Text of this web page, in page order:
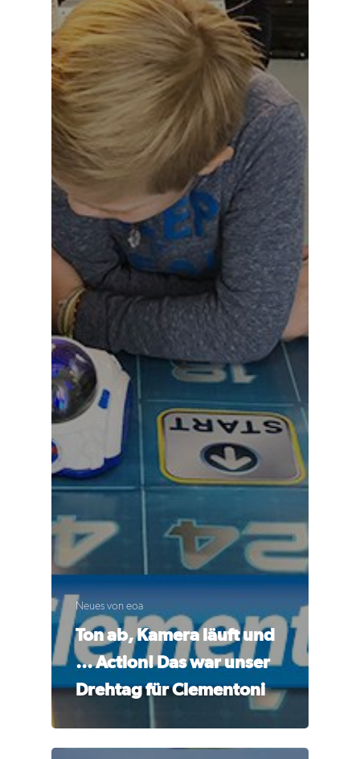
Neues von eoa
Ton ab, Kamera läuft und
… Action! Das war unser
Drehtag für Clementoni
Start
elements of art GmbH
communication for
generations
An der Eickesmühle 23,
41238 Mönchengladbach
+49 (0)2166 91 567 – 89
hello@eoa.de